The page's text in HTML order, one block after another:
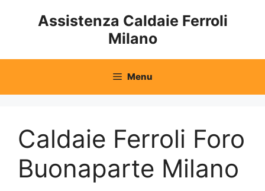
Assistenza Caldaie Ferroli
Milano
Menu
Caldaie Ferroli Foro
Buonaparte Milano